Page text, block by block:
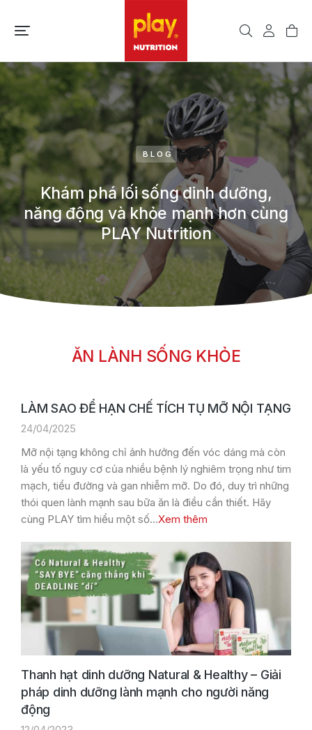
BLOG
Khám phá lối sống dinh dưỡng,
năng động và khỏe mạnh hơn cùng
PLAY Nutrition
ĂN LÀNH SỐNG KHỎE
LÀM SAO ĐỂ HẠN CHẾ TÍCH TỤ MỠ NỘI TẠNG
24/04/2025
Mỡ nội tạng không chỉ ảnh hưởng đến vóc dáng mà còn
là yếu tố nguy cơ của nhiều bệnh lý nghiêm trọng như tim
mạch, tiểu đường và gan nhiễm mỡ. Do đó, duy trì những
thói quen lành mạnh sau bữa ăn là điều cần thiết. Hãy
cùng PLAY tìm hiểu một số…Xem thêm
Thanh hạt dinh dưỡng Natural & Healthy – Giải
pháp dinh dưỡng lành mạnh cho người năng
động